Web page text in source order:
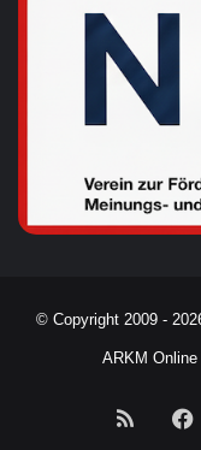
© Copyright 2009 -
ARKM Online
RSS